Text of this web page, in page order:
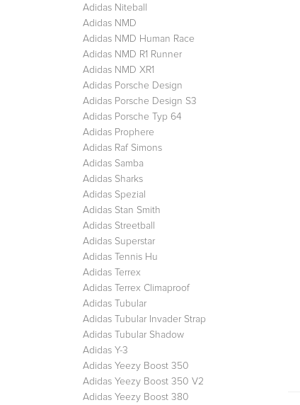
Adidas Niteball
Adidas NMD
Adidas NMD Human Race
Adidas NMD R1 Runner
Adidas NMD XR1
Adidas Porsche Design
Adidas Porsche Design S3
Adidas Porsche Typ 64
Adidas Prophere
Adidas Raf Simons
Adidas Samba
Adidas Sharks
Adidas Spezial
Adidas Stan Smith
Adidas Streetball
Adidas Superstar
Adidas Tennis Hu
Adidas Terrex
Adidas Terrex Climaproof
Adidas Tubular
Adidas Tubular Invader Strap
Adidas Tubular Shadow
Adidas Y-3
Adidas Yeezy Boost 350
Adidas Yeezy Boost 350 V2
Adidas Yeezy Boost 380